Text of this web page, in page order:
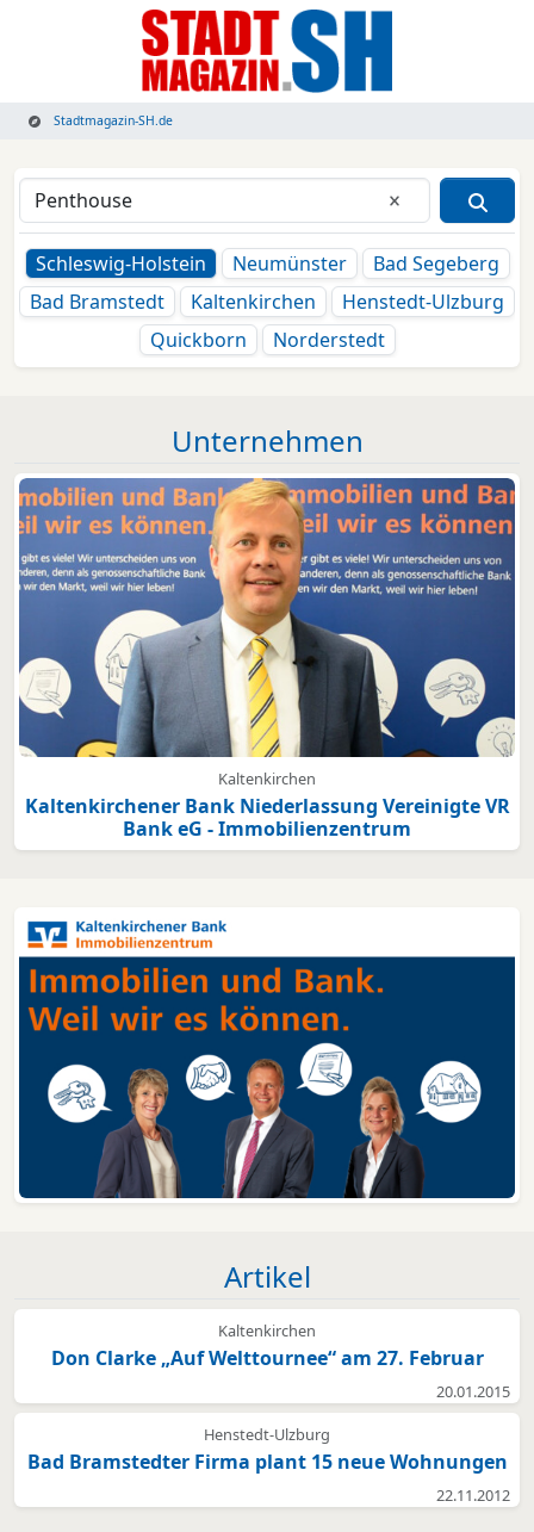
Stadtmagazin-SH.de
Eingabe
Schleswig-Holstein
Neumünster
Bad Segeberg
Bad Bramstedt
Kaltenkirchen
Henstedt-Ulzburg
Quickborn
Norderstedt
Unternehmen
Kaltenkirchen
Kaltenkirchener Bank Niederlassung Vereinigte VR
Bank eG - Immobilienzentrum
Artikel
Kaltenkirchen
Don Clarke „Auf Welttournee“ am 27. Februar
20.01.2015
Henstedt-Ulzburg
Bad Bramstedter Firma plant 15 neue Wohnungen
22.11.2012